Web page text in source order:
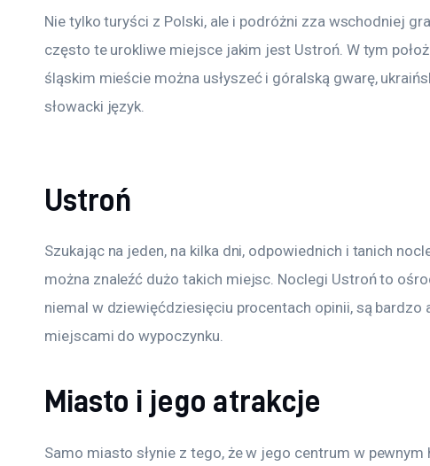
Nie tylko turyści z Polski, ale i podróżni zza wschodniej
często te urokliwe miejsce jakim jest Ustroń. W tym
śląskim mieście można usłyszeć i góralską gwarę,
słowacki język.
Ustroń
Szukając na jeden, na kilka dni, odpowiednich i tanich
można znaleźć dużo takich miejsc. Noclegi Ustroń to
niemal w dziewięćdziesięciu procentach opinii, są bardzo
miejscami do wypoczynku.
Miasto i jego atrakcje
Samo miasto słynie z tego, że w jego centrum w pewnym